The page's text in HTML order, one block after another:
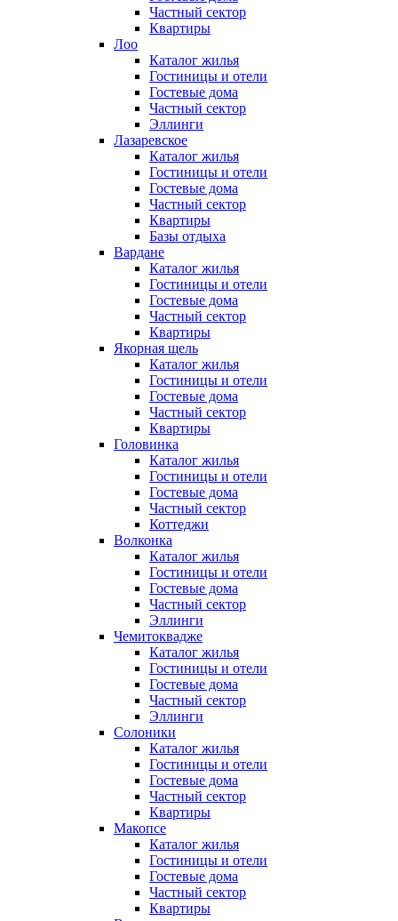
Частный сектор
Квартиры
Лоо
Каталог жилья
Гостиницы и отели
Гостевые дома
Частный сектор
Эллинги
Лазаревское
Каталог жилья
Гостиницы и отели
Гостевые дома
Частный сектор
Квартиры
Базы отдыха
Вардане
Каталог жилья
Гостиницы и отели
Гостевые дома
Частный сектор
Квартиры
Якорная щель
Каталог жилья
Гостиницы и отели
Гостевые дома
Частный сектор
Квартиры
Головинка
Каталог жилья
Гостиницы и отели
Гостевые дома
Частный сектор
Коттеджи
Волконка
Каталог жилья
Гостиницы и отели
Гостевые дома
Частный сектор
Эллинги
Чемитоквадже
Каталог жилья
Гостиницы и отели
Гостевые дома
Частный сектор
Эллинги
Солоники
Каталог жилья
Гостиницы и отели
Гостевые дома
Частный сектор
Квартиры
Макопсе
Каталог жилья
Гостиницы и отели
Гостевые дома
Частный сектор
Квартиры